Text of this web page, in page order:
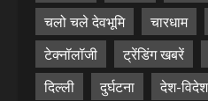
चलो चले देवभूमि
चारधाम
टेक्नॉलॉजी
ट्रेंडिंग खबरें
दिल्ली
दुर्घटना देश-विदेश